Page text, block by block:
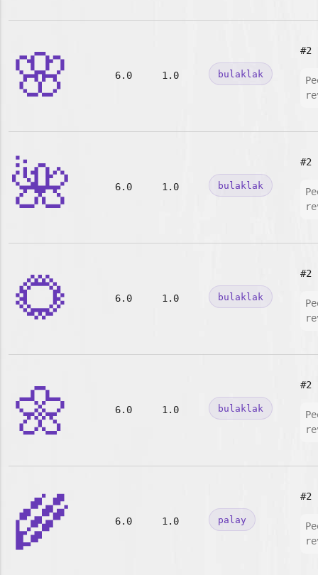
🌸 6.0 1.0 bulaklak
#2
🌺 6.0 1.0 bulaklak
#2
🌻 6.0 1.0 bulaklak
#2
🌼 6.0 1.0 bulaklak
#2
🌾 6.0 1.0 palay
#2